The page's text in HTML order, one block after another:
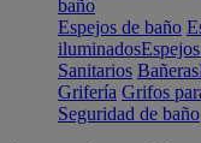
baño
Espejos de baño
iluminados
Sanitarios Bañeras
Grifería Grifos
Seguridad de baño